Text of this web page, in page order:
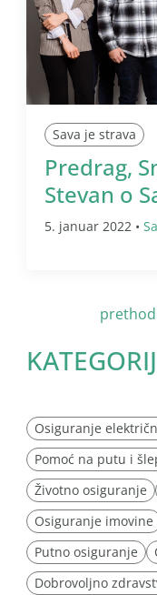
Sava je strava
Predrag,
Stevan o
5. januar 2022 •
Osiguranje
Pomoć na putu i
Životno osiguranje
Osiguranje imovine
Putno osiguranje
Dobrovoljno